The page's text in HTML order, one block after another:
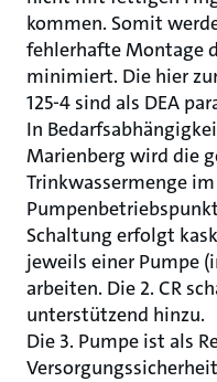
kommen. Somit
fehlerhafte Montage
minimiert. Die hier
125-4 sind als DEA
In
Marienberg wird die
Trinkwassermenge
Schaltung erfolgt
jeweils einer Pumpe
arbeiten. Die 2. CR
unterstützend hinzu.
Die 3. Pumpe ist als